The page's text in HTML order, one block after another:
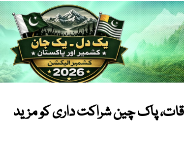
پاک چین شراکت داری کو مزید